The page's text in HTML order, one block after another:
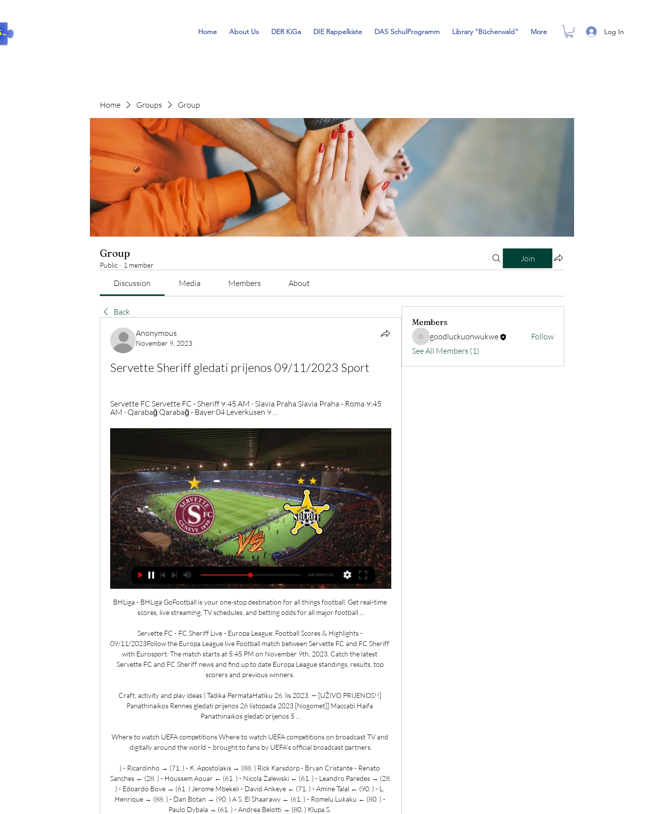
Home About Us DER KiGa DIE Rappelkiste DAS SchulProgramm Library "Bücherwald" More Log In
Home Groups Group
Group
Public · 1 member
Join
Discussion Media Members About
Back
Anonymous
November 9, 2023
Servette Sheriff gledati prijenos 09/11/2023 Sport
Servette FC Servette FC - Sheriff 9:45 AM · Slavia Praha Slavia Praha - Roma 9:45
AM · Qarabağ Qarabağ - Bayer 04 Leverkusen 9 ...
BHLiga - BHLiga GoFootball is your one-stop destination for all things football. Get real-time
scores, live streaming, TV schedules, and betting odds for all major football ...
Servette FC - FC Sheriff Live - Europa League: Football Scores & Highlights -
09/11/2023Follow the Europa League live Football match between Servette FC and FC Sheriff
with Eurosport. The match starts at 5:45 PM on November 9th, 2023. Catch the latest
Servette FC and FC Sheriff news and find up to date Europa League standings, results, top
scorers and previous winners.
Craft, activity and play ideas | Tadika PermataHatiku 26. lis 2023. — [UŽIVO PRIJENOS!!]
Panathinaikos Rennes gledati prijenos 26 listopada 2023 [Nogomet]] Maccabi Haifa
Panathinaikos gledati prijenos 5 ...
Where to watch UEFA competitions Where to watch UEFA competitions on broadcast TV and
digitally around the world – brought to fans by UEFA's official broadcast partners.
) - Ricardinho → (71. ) - K. Apostolakis → (88. ) Rick Karsdorp - Bryan Cristante - Renato
Sanches ← (28. ) - Houssem Aouar ← (61. ) - Nicola Zalewski ← (61. ) - Leandro Paredes → (28.
) - Edoardo Bove → (61. ) Jerome Mbekeli - David Ankeye ← (71. ) - Amine Talal ← (90. ) - L.
Henrique → (88. ) - Dan Botan → (90. ) A S. El Shaarawy ← (61. ) - Romelu Lukaku ← (80. ) -
Paulo Dybala → (61. ) - Andrea Belotti → (80. ) Klupa S.
Members
goodluckuonwukwe
goodluckuonwukwe
Follow
See All Members (1)